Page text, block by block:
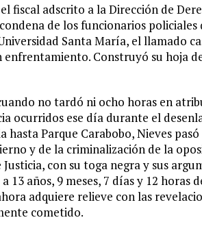
fiscal adscrito a la Dirección de
de los funcionarios policiales
Santa María, el llamado
Construyó su hoja
no tardó ni ocho horas en
ocurridos ese día durante el
hasta Parque Carabobo, Nieves
y de la criminalización de la
con su toga negra y sus
13 años, 9 meses, 7 días y 12 horas
adquiere relieve con las
cometido.